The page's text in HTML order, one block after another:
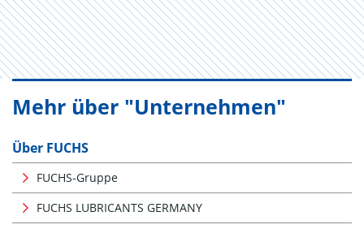
Mehr über "Unternehmen"
Über FUCHS
FUCHS-Gruppe
FUCHS LUBRICANTS GERMANY